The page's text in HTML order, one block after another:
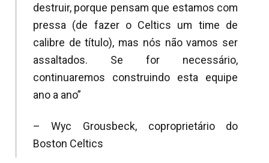
destruir, porque pensam que estamos com
pressa (de fazer o Celtics um time de
calibre de título), mas nós não vamos ser
assaltados. Se for necessário,
continuaremos construindo esta equipe
ano a ano”
– Wyc Grousbeck, coproprietário do
Boston Celtics